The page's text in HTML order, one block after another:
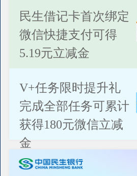
公告
民生借记卡首次绑定
微信快捷支付可得
5.19元立减金
V+任务限时提升礼
完成全部任务可累计
获得180元微信立减
金